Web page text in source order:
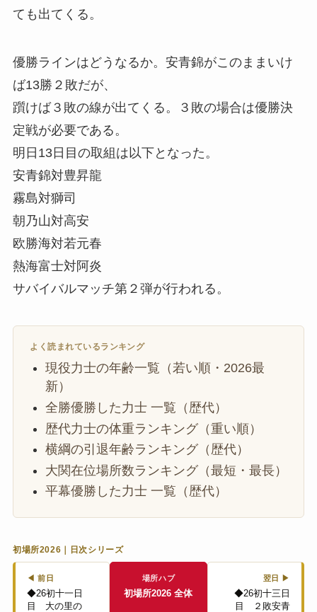
ても出てくる。
優勝ラインはどうなるか。安青錦がこのままいけ
ば13勝２敗だが、
躓けば３敗の線が出てくる。３敗の場合は優勝決
定戦が必要である。
明日13日目の取組は以下となった。
安青錦対豊昇龍
霧島対獅司
朝乃山対高安
欧勝海対若元春
熱海富士対阿炎
サバイバルマッチ第２弾が行われる。
よく読まれているランキング
現役力士の年齢一覧（若い順・2026最
新）
全勝優勝した力士 一覧（歴代）
歴代力士の体重ランキング（重い順）
横綱の引退年齢ランキング（歴代）
大関在位場所数ランキング（最短・最長）
平幕優勝した力士 一覧（歴代）
初場所2026｜日次シリーズ
◀ 前日
◆26初十一日
目 大の里の
場所ハブ
初場所2026 全体
翌日 ▶
◆26初十三日
目 ２敗安青